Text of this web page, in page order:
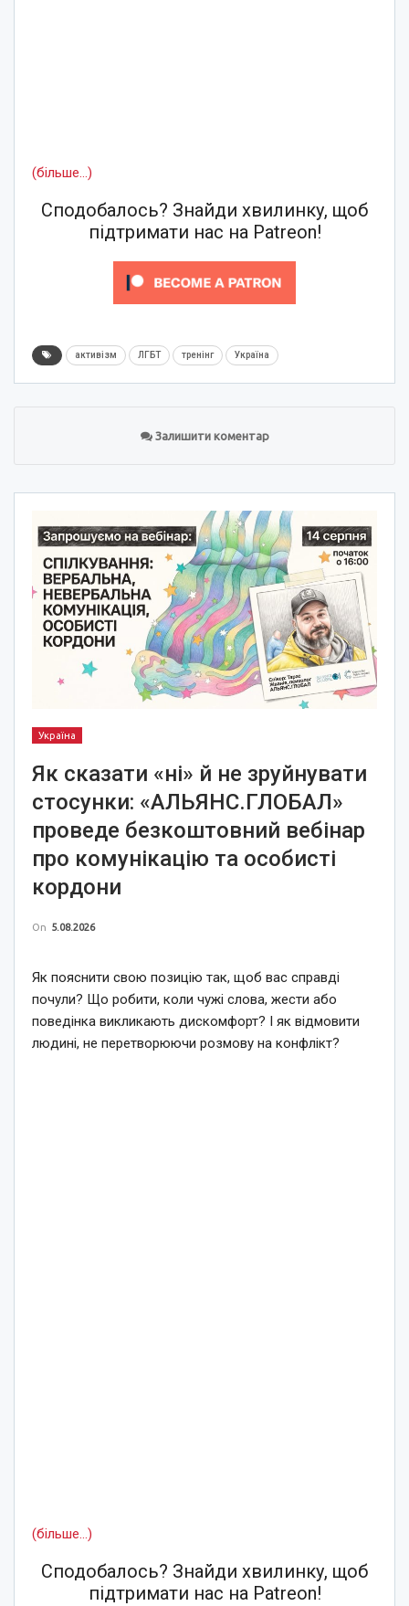
(більше…)
Сподобалось? Знайди хвилинку, щоб
підтримати нас на Patreon!
активізм ЛГБТ тренінг Україна
Залишити коментар
Україна
Як сказати «ні» й не зруйнувати
стосунки: «АЛЬЯНС.ГЛОБАЛ»
проведе безкоштовний вебінар
про комунікацію та особисті
кордони
On 5.08.2026
Як пояснити свою позицію так, щоб вас справді
почули? Що робити, коли чужі слова, жести або
поведінка викликають дискомфорт? І як відмовити
людині, не перетворюючи розмову на конфлікт?
(більше…)
Сподобалось? Знайди хвилинку, щоб
підтримати нас на Patreon!